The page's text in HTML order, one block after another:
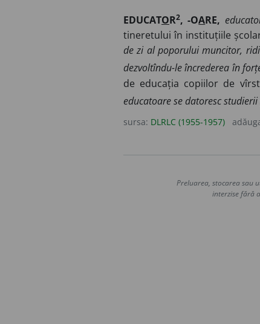
EDUCATOR2, -OARE,
tineretului în instituțiile
de zi al poporului muncitor,
dezvoltîndu-le încrederea în
de educația copiilor de
educatoare se datoresc
sursa: DLRLC (1955-1957)
Preluarea, stocarea sau
interzise fără